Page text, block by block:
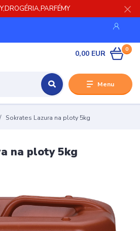
Menu
0
0,00 EUR
Sokrates Lazura na ploty 5kg
na ploty 5kg